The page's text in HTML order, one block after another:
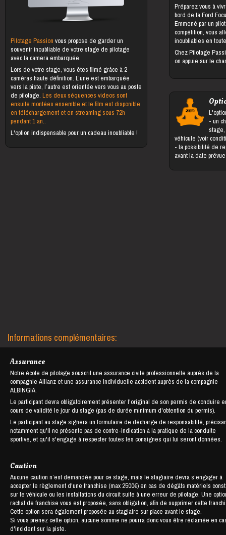
Pilotage Passionvous propose de garder un
souvenir inoubliable de votre stage de pilotage
avec la camera embarquée.
Lors de votre stage, vous êtes filmé grâce à 2
caméras haute définition. L’une est embarquée
vers la piste, l’autre est orientée vers vous au poste
de pilotage.Les deux séquences videos sont
ensuite montées ensemble et le film est disponible
en téléchargement et en streaming sous 72h
pendant 1 an..
L'option indispensable pour un cadeau inoubliable !
Préparez vous à
bord de la Ford
Emmené par un
compétition, vous
inoubliables en
Chez Pilotage
on appuie sur le
- un changement du bénéficiaire du
véhicule (voir
- la possibilité de reporter le stage jusqu'à 5 jours
avant la date
Informations complémentaires:
Assurance
Notre école de pilotage souscrit une assurance civile professionnelle auprès de la
compagnie Allianz et une assurance Individuelle accident auprès de la compagnie
ALBINGIA.
Le participant devra obligatoirement présenter l'original de son permis de conduire
cours de validité le jour du stage (pas de durée minimum d'obtention du permis).
Le participant au stage signera un formulaire de décharge de responsabilité,
notamment qu'il ne présente pas de contre-indication à la pratique de la conduite
sportive, et qu'il s'engage à respecter toutes les consignes qui lui seront données.
Caution
Aucune caution n’est demandée pour ce stage, mais le stagiaire devra s’engager à
accepter le règlement d'une franchise (max 2500€) en cas de dégâts matériels
sur le véhicule ou les installations du circuit suite à une erreur de pilotage. Une
rachat de franchise vous est proposée, sans obligation, afin de supprimer cette
Cette option sera également proposée au stagiaire sur place avant le stage.
Si vous prenez cette option, aucune somme ne pourra donc vous être réclamée en
d'incident sur la piste.